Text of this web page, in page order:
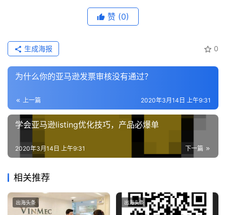
赞 (0)
0
生成海报
为什么你的亚马逊发票审核没有通过？
上一篇 2020年3月14日 上午9:31
学会亚马逊listing优化技巧，产品必爆单
下一篇
2020年3月14日 上午9:31
相关推荐
出海头条 出海头条